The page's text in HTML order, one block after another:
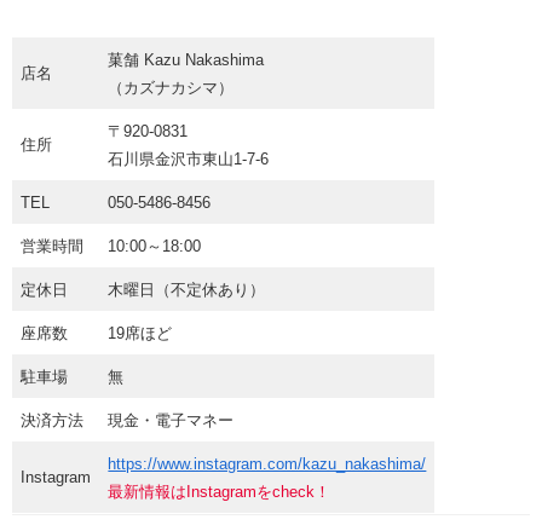
店名
菓舗 Kazu Nakashima
（カズナカシマ）
住所
〒920-0831
石川県金沢市東山1-7-6
TEL 050-5486-8456
営業時間 10:00～18:00
定休日 木曜日（不定休あり）
座席数 19席ほど
駐車場 無
決済方法 現金・電子マネー
Instagram
https://www.instagram.com/kazu_nakashima/
最新情報はInstagramをcheck！